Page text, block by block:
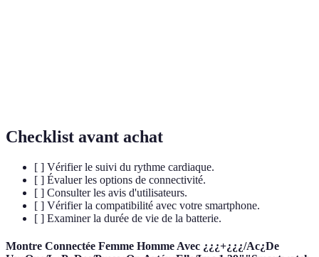
Checklist avant achat
[ ] Vérifier le suivi du rythme cardiaque.
[ ] Évaluer les options de connectivité.
[ ] Consulter les avis d'utilisateurs.
[ ] Vérifier la compatibilité avec votre smartphone.
[ ] Examiner la durée de vie de la batterie.
Montre Connectée Femme Homme Avec ¿¿¿+¿¿¿/Ac¿De